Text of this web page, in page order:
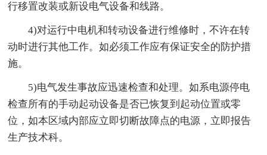
行移置改装或新设电气设备和线路。
4)对运行中电机和转动设备进行维修时，不许在转
动时进行其他工作。如必须工作应有保证安全的防护措
施。
5)电气发生事故应迅速检查和处理。如系电源停电
检查所有的手动起动设备是否已恢复到起动位置或零
位，如本区域内部应立即切断故障点的电源，立即报告
生产技术科。